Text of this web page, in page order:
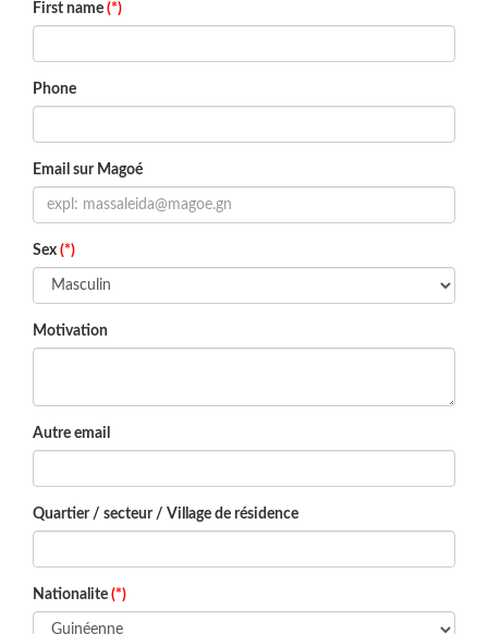
First name (*)
Phone
Email sur Magoé
Sex (*)
Motivation
Autre email
Quartier / secteur / Village de résidence
Nationalite (*)